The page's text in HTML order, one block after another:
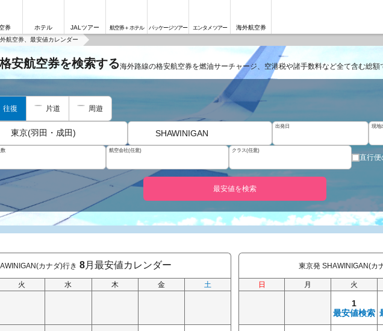
券 ホテル JALツアー 航空券＋ホテル パッケージツアー エンタメツアー 海外航空券
航空券、最安値カレンダー
安航空券を検索する海外路線の格安航空券を燃油サーチャージ、空港税や諸手数料など全て含む総額
往復 片道 周遊
東京(羽田・成田) SHAWINIGAN
出発日 現地
数 航空会社(任意) クラス(任意)
直行便
最安値を検索
カナダ)行き 8月最安値カレンダー
火 水 木 金 土
東京発 SHAWINIGAN(カ
日 月 火
1
最安値検索